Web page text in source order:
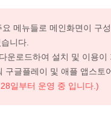
메뉴들로 메인화면이 구
니다.
운로드하여 설치 및 이용이
구글플레이 및 애플 앱스토
일부터 운영 중 입니다.)